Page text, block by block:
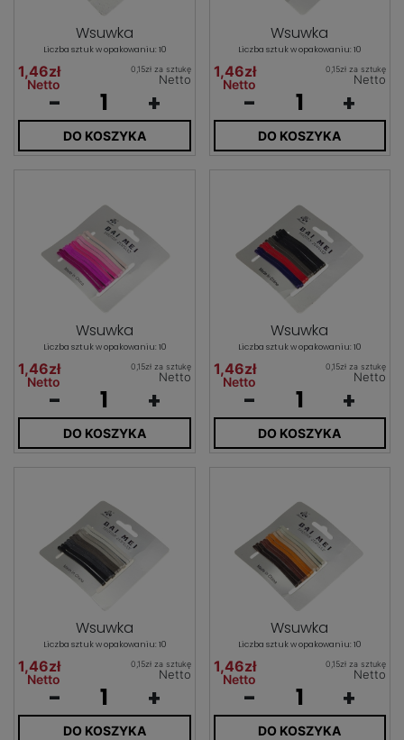
Wsuwka
Liczba sztuk w opakowaniu: 10
1,46zł
Netto
0,15zł za sztukę
Netto
- +
DO KOSZYKA
Wsuwka
Liczba sztuk w opakowaniu: 10
1,46zł
Netto
0,15zł za sztukę
Netto
- +
DO KOSZYKA
Wsuwka
Liczba sztuk w opakowaniu: 10
1,46zł
Netto
0,15zł za sztukę
Netto
- +
DO KOSZYKA
Wsuwka
Liczba sztuk w opakowaniu: 10
1,46zł
Netto
0,15zł za sztukę
Netto
- +
DO KOSZYKA
Wsuwka
Liczba sztuk w opakowaniu: 10
1,46zł
Netto
0,15zł za sztukę
Netto
- +
DO KOSZYKA
Wsuwka
Liczba sztuk w opakowaniu: 10
1,46zł
Netto
0,15zł za sztukę
Netto
- +
DO KOSZYKA